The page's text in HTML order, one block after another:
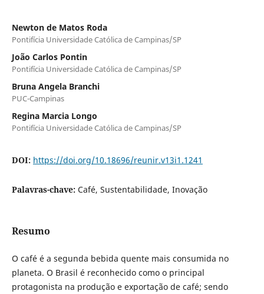
Newton de Matos Roda
Pontifícia Universidade Católica de Campinas/SP
João Carlos Pontin
Pontifícia Universidade Católica de Campinas/SP
Bruna Angela Branchi
PUC-Campinas
Regina Marcia Longo
Pontifícia Universidade Católica de Campinas/SP
DOI: https://doi.org/10.18696/reunir.v13i1.1241
Palavras-chave: Café, Sustentabilidade, Inovação
Resumo
O café é a segunda bebida quente mais consumida no
planeta. O Brasil é reconhecido como o principal
protagonista na produção e exportação de café; sendo